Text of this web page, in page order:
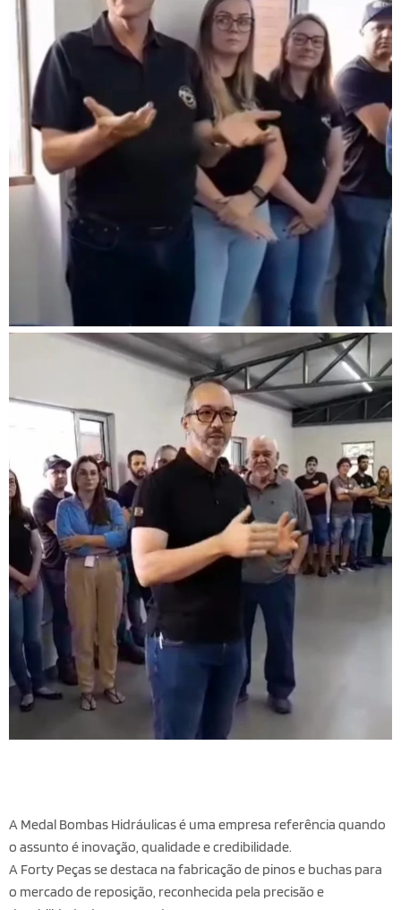
A Medal Bombas Hidráulicas é uma empresa referência quando
o assunto é inovação, qualidade e credibilidade.
A Forty Peças se destaca na fabricação de pinos e buchas para
o mercado de reposição, reconhecida pela precisão e